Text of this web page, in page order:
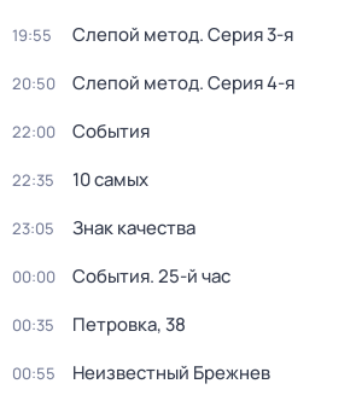
19:55 Слепой метод. Серия 3-я
20:50 Слепой метод. Серия 4-я
22:00 События
22:35 10 самых
23:05 Знак качества
00:00 События. 25-й час
00:35 Петровка, 38
00:55 Неизвестный Брежнев